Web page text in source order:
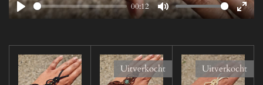
P
a
y
00:12
M
t
e
E
t
e
r
Uitverkocht Uitverkocht